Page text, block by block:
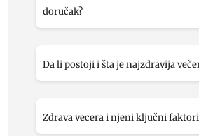
doručak?
Da li postoji i šta je najzdravija
Zdrava vecera i njeni ključni faktori